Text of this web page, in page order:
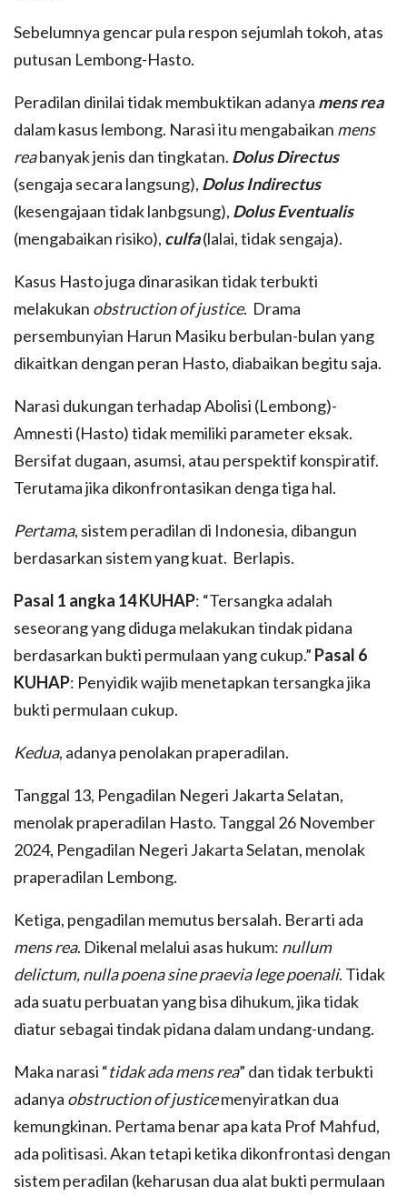
Sebelumnya gencar pula respon sejumlah tokoh, atas
putusan Lembong-Hasto.
Peradilan dinilai tidak membuktikan adanya mens rea
dalam kasus lembong. Narasi itu mengabaikan mens
reabanyak jenis dan tingkatan. Dolus Directus
(sengaja secara langsung), Dolus Indirectus
(kesengajaan tidak lanbgsung), Dolus Eventualis
(mengabaikan risiko), culfa(lalai, tidak sengaja).
Kasus Hasto juga dinarasikan tidak terbukti
melakukan obstruction of justice. Drama
persembunyian Harun Masiku berbulan-bulan yang
dikaitkan dengan peran Hasto, diabaikan begitu saja.
Narasi dukungan terhadap Abolisi (Lembong)-
Amnesti (Hasto) tidak memiliki parameter eksak.
Bersifat dugaan, asumsi, atau perspektif konspiratif.
Terutama jika dikonfrontasikan denga tiga hal.
Pertama, sistem peradilan di Indonesia, dibangun
berdasarkan sistem yang kuat. Berlapis.
Pasal 1 angka 14 KUHAP: “Tersangka adalah
seseorang yang diduga melakukan tindak pidana
berdasarkan bukti permulaan yang cukup.” Pasal 6
KUHAP: Penyidik wajib menetapkan tersangka jika
bukti permulaan cukup.
Kedua, adanya penolakan praperadilan.
Tanggal 13, Pengadilan Negeri Jakarta Selatan,
menolak praperadilan Hasto. Tanggal 26 November
2024, Pengadilan Negeri Jakarta Selatan, menolak
praperadilan Lembong.
Ketiga, pengadilan memutus bersalah. Berarti ada
mens rea. Dikenal melalui asas hukum: nullum
delictum, nulla poena sine praevia lege poenali. Tidak
ada suatu perbuatan yang bisa dihukum, jika tidak
diatur sebagai tindak pidana dalam undang-undang.
Maka narasi “tidak ada mens rea” dan tidak terbukti
adanya obstruction of justicemenyiratkan dua
kemungkinan. Pertama benar apa kata Prof Mahfud,
ada politisasi. Akan tetapi ketika dikonfrontasi dengan
sistem peradilan (keharusan dua alat bukti permulaan